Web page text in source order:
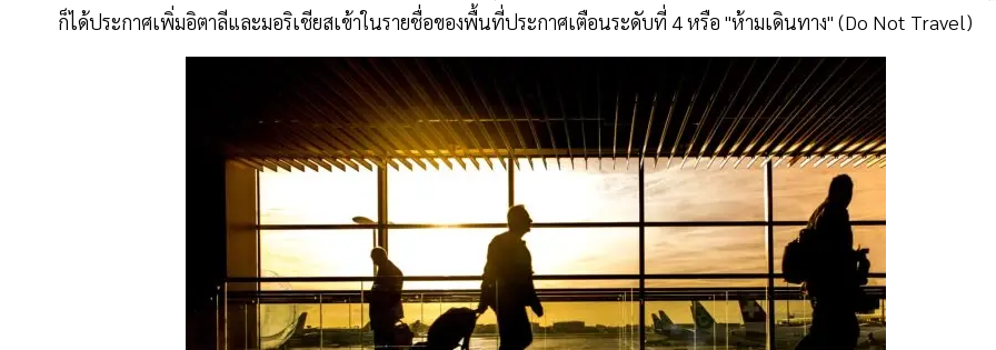
ก็ได้ประกาศเพิ่มอิตาลีและมอริเชียสเข้าในรายชื่อของพื้นที่ประกาศเตือนระดับที่ 4 หรือ "ห้ามเดินทาง" (Do Not Travel)